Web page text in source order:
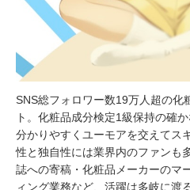
SNS総フォロワー数19万人超の化
ト。化粧品成分検定1級保持の確
分かりやすくユーモアを交えてス
性と独自性には業界内のファンも
誌への寄稿・化粧品メーカーのマ
ィング業務など、活躍は多岐に渡る